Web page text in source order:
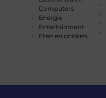
Computers
Energie
Entertainment
Eten en drinken